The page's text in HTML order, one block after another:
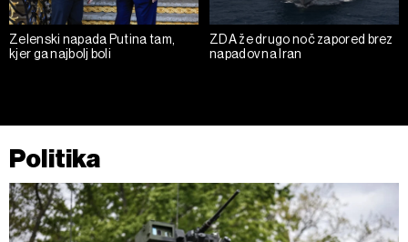
Zelenski napada Putina tam,
kjer ga najbolj boli
ZDA že drugo noč zapored brez
napadov na Iran
Politika